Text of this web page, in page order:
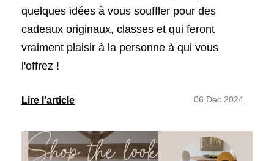
quelques idées à vous souffler pour des
cadeaux originaux, classes et qui feront
vraiment plaisir à la personne à qui vous
l'offrez !
Lire l'article 06 Dec 2024